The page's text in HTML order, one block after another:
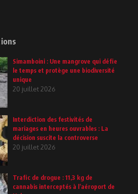
Simamboini : Une mangrove qui défie
le temps et protège une biodiversité
unique
20 juillet 2026
Interdiction des festivités de
mariages en heures ouvrables : La
décision suscite la controverse
20 juillet 2026
Trafic de drogue : 11,3 kg de
cannabis interceptés à l’aéroport de